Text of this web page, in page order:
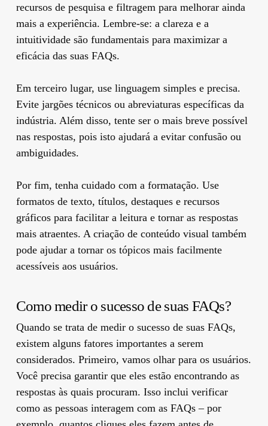
recursos de pesquisa e filtragem para melhorar ainda
mais a experiência. Lembre-se: a clareza e a
intuitividade são fundamentais para maximizar a
eficácia das suas FAQs.
Em terceiro lugar, use linguagem simples e precisa.
Evite jargões técnicos ou abreviaturas específicas da
indústria. Além disso, tente ser o mais breve possível
nas respostas, pois isto ajudará a evitar confusão ou
ambiguidades.
Por fim, tenha cuidado com a formatação. Use
formatos de texto, títulos, destaques e recursos
gráficos para facilitar a leitura e tornar as respostas
mais atraentes. A criação de conteúdo visual também
pode ajudar a tornar os tópicos mais facilmente
acessíveis aos usuários.
Como medir o sucesso de suas FAQs?
Quando se trata de medir o sucesso de suas FAQs,
existem alguns fatores importantes a serem
considerados. Primeiro, vamos olhar para os usuários.
Você precisa garantir que eles estão encontrando as
respostas às quais procuram. Isso inclui verificar
como as pessoas interagem com as FAQs – por